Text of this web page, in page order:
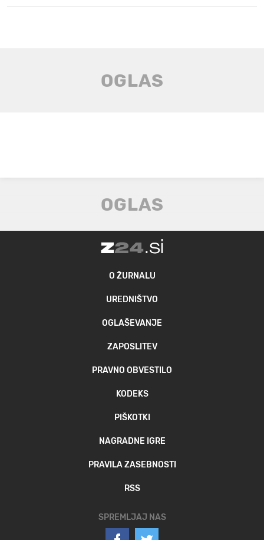
O ŽURNALU
UREDNIŠTVO
OGLAŠEVANJE
ZAPOSLITEV
PRAVNO OBVESTILO
KODEKS
PIŠKOTKI
NAGRADNE IGRE
PRAVILA ZASEBNOSTI
RSS
SPREMLJAJ NAS